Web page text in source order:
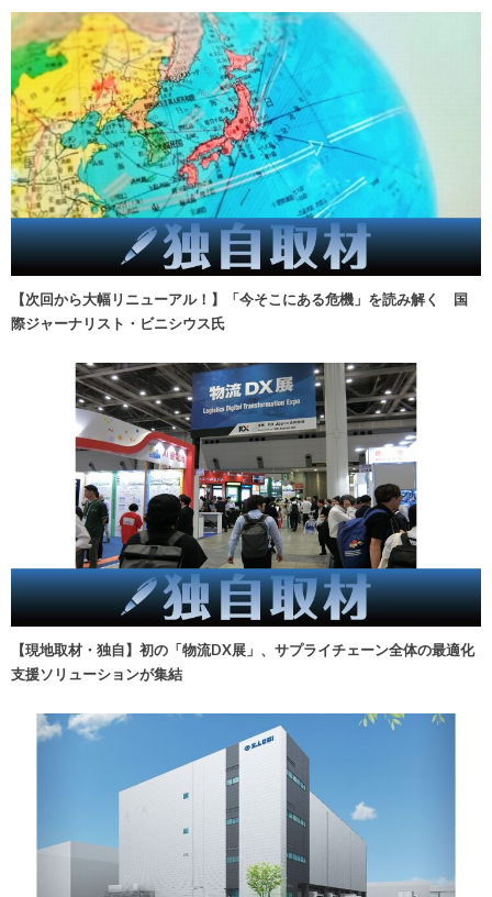
【次回から大幅リニューアル！】「今そこにある危機」を読み解く 国
際ジャーナリスト・ビニシウス氏
【現地取材・独自】初の「物流DX展」、サプライチェーン全体の最適化
支援ソリューションが集結